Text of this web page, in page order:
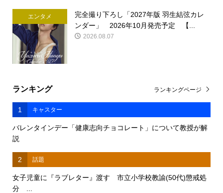
エンタメ
完全撮り下ろし「2027年版 羽生結弦カレ
ンダー」 2026年10月発売予定 【...
2026.08.07
ランキング
1 キャスター
バレンタインデー「健康志向チョコレート」について教授が解
説
2 話題
女子児童に『ラブレター』渡す 市立小学校教諭(50代)懲戒処
分 ...
ランキングページ